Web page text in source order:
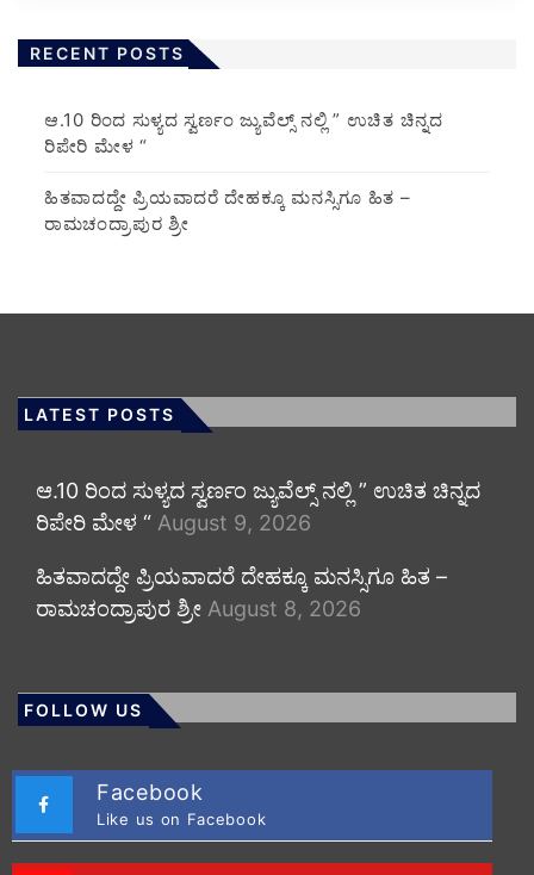
RECENT POSTS
ಆ.10 ರಿಂದ ಸುಳ್ಯದ ಸ್ವರ್ಣಂ ಜ್ಯುವೆಲ್ಸ್ ನಲ್ಲಿ ” ಉಚಿತ ಚಿನ್ನದ
ರಿಪೇರಿ ಮೇಳ “
ಹಿತವಾದದ್ದೇ ಪ್ರಿಯವಾದರೆ ದೇಹಕ್ಕೂ ಮನಸ್ಸಿಗೂ ಹಿತ –
ರಾಮಚಂದ್ರಾಪುರ ಶ್ರೀ
LATEST POSTS
ಆ.10 ರಿಂದ ಸುಳ್ಯದ ಸ್ವರ್ಣಂ ಜ್ಯುವೆಲ್ಸ್ ನಲ್ಲಿ ” ಉಚಿತ ಚಿನ್ನದ
ರಿಪೇರಿ ಮೇಳ “ August 9, 2026
ಹಿತವಾದದ್ದೇ ಪ್ರಿಯವಾದರೆ ದೇಹಕ್ಕೂ ಮನಸ್ಸಿಗೂ ಹಿತ –
ರಾಮಚಂದ್ರಾಪುರ ಶ್ರೀ August 8, 2026
FOLLOW US
Facebook
Like us on Facebook